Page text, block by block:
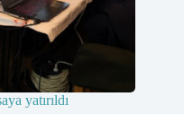
yatırıldı